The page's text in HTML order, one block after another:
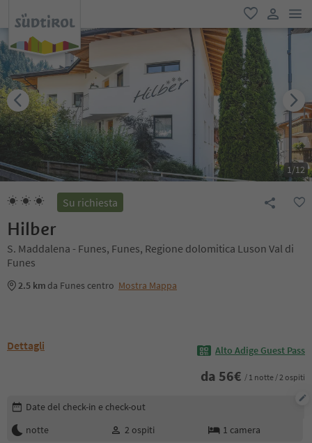
favoriti
user link
1/12
Su richiesta
Hilber
S. Maddalena - Funes, Funes, Regione dolomitica Luson Val di
Funes
2.5 km da Funes centro Mostra Mappa
Dettagli Alto Adige Guest Pass
da 56€ / 1 notte / 2 ospiti
Modifica i dettagli della prenotazione
Date del check-in e check-out
notte
2 ospiti 1 camera